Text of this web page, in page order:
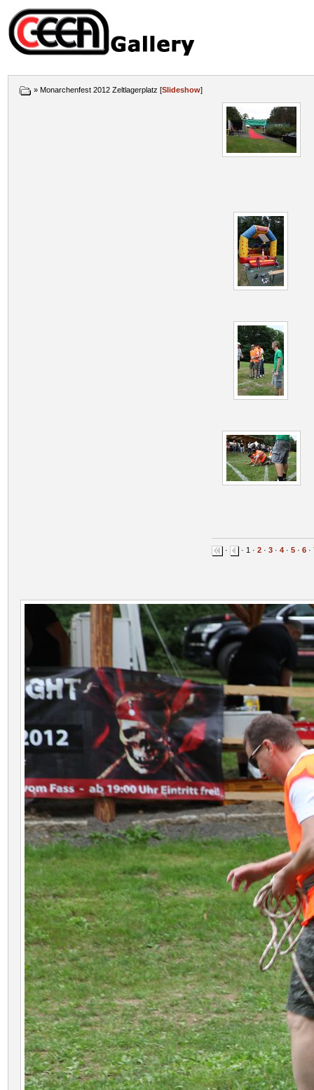
» Monarchenfest 2012 Zeltlagerplatz [Slideshow]
· · 1 · 2 · 3 · 4 · 5 · 6 ·